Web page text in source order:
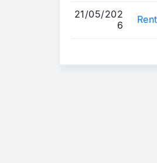
21/05/202
6